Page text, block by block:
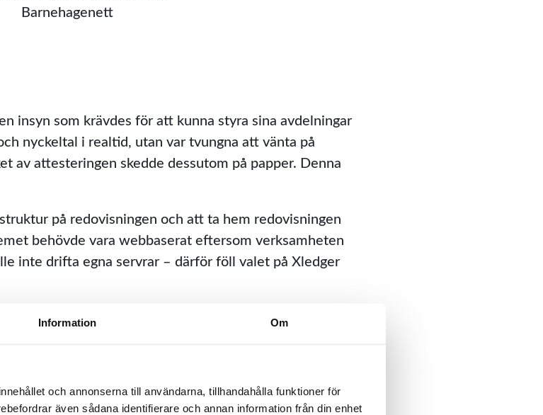
Information Om
och annonserna till användarna, tillhandahålla funktioner för
även sådana identifierare och annan information från din enhet
Barnehagenett
insyn som krävdes för att kunna styra sina avdelningar
nyckeltal i realtid, utan var tvungna att vänta på
av attesteringen skedde dessutom på papper. Denna
på redovisningen och att ta hem redovisningen
behövde vara webbaserat eftersom verksamheten
inte drifta egna servrar – därför föll valet på Xledger
olika platser och ändå ha samma kontroll, oavsett var
eftersom dessa baseras på kommunala bidrag